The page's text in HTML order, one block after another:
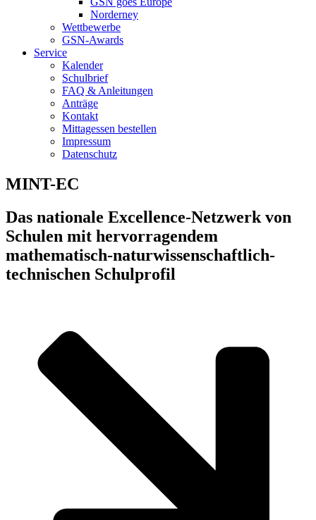
Norderney
Wettbewerbe
GSN-Awards
Service
Kalender
Schulbrief
FAQ & Anleitungen
Anträge
Kontakt
Mittagessen bestellen
Impressum
Datenschutz
MINT-EC
Das nationale Excellence-Netzwerk von
Schulen mit hervorragendem
mathematisch-naturwissenschaftlich-
technischen Schulprofil